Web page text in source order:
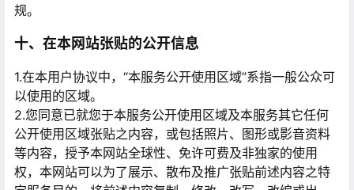
规。
十、在本网站张贴的公开信息
1.在本用户协议中，“本服务公开使用区域”系指一般公众可
以使用的区域。
2.您同意已就您于本服务公开使用区域及本服务其它任何
公开使用区域张贴之内容，或包括照片、图形或影音资料
等内容，授予本网站全球性、免许可费及非独家的使用
权，本网站可以为了展示、散布及推广张贴前述内容之特